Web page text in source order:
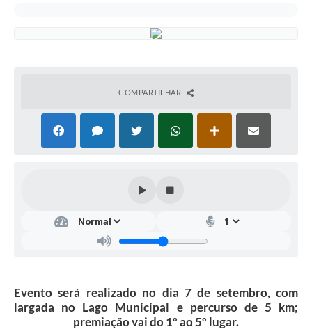
COMPARTILHAR
Evento será realizado no dia 7 de setembro, com
largada no Lago Municipal e percurso de 5 km;
premiação vai do 1º ao 5º lugar.